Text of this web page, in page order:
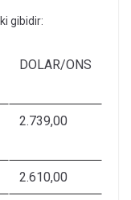
gibidir:
DOLAR/ONS
2.739,00
2.610,00